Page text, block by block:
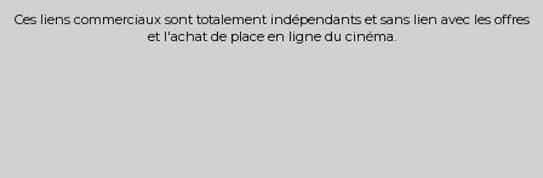
Ces liens commerciaux sont totalement indépendants et sans lien avec les offres
et l'achat de place en ligne du cinéma.